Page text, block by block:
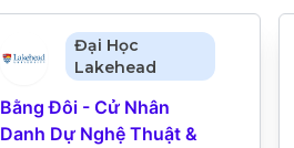
Đại Học
Lakehead
Bằng Đôi - Cử Nhân
Danh Dự Nghệ Thuật &